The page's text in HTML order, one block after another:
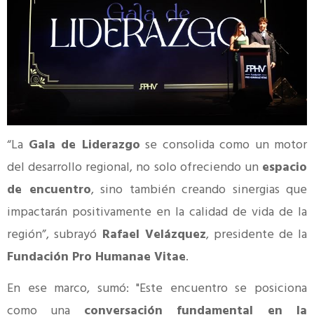
“La Gala de Liderazgo se consolida como un motor
del desarrollo regional, no solo ofreciendo un espacio
de encuentro, sino también creando sinergias que
impactarán positivamente en la calidad de vida de la
región”, subrayó Rafael Velázquez, presidente de la
Fundación Pro Humanae Vitae.
En ese marco, sumó: "Este encuentro se posiciona
como una conversación fundamental en la